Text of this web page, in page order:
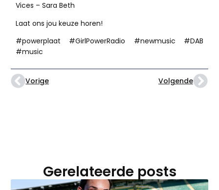
Vices – Sara Beth
Laat ons jou keuze horen!
#powerplaat #GirlPowerRadio #newmusic #DAB
#music
Vorige Volgende
Gerelateerde posts